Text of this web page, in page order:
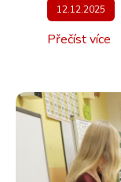
12.12.2025
Přečíst více